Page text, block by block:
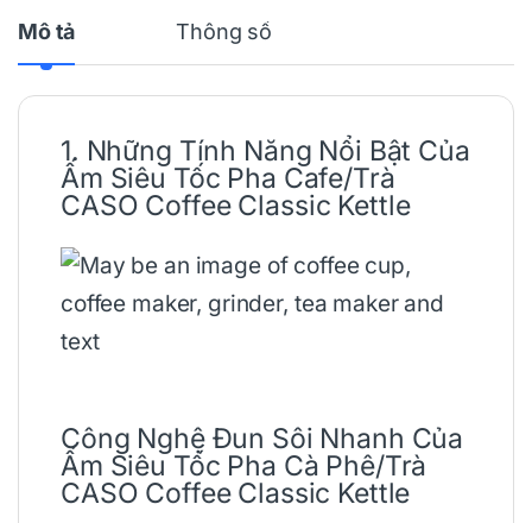
Mô tả Thông số
1. Những Tính Năng Nổi Bật Của
Ấm Siêu Tốc Pha Cafe/Trà
CASO CoffeeClassic Kettle
Công Nghệ Đun Sôi Nhanh Của
Ấm Siêu Tốc Pha Cà Phê/Trà
CASO Coffee Classic Kettle